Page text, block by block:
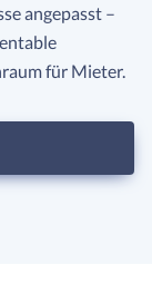
angepasst –
für Mieter.